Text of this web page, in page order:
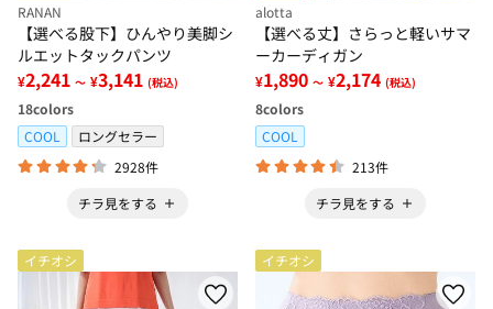
RANAN
【選べる股下】ひんやり美脚シ
ルエットタックパンツ
¥2,241 ～ ¥3,141 (税込)
18colors
COOL
ロングセラー
2928件
チラ見をする
alotta
【選べる丈】さらっと軽いサマ
ーカーディガン
¥1,890 ～ ¥2,174 (税込)
8colors
COOL
213件
チラ見をする
イチオシ イチオシ